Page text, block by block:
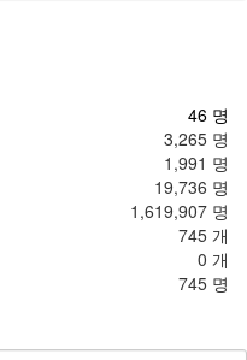
46 명
3,265 명
1,991 명
19,736 명
1,619,907 명
745 개
0 개
745 명